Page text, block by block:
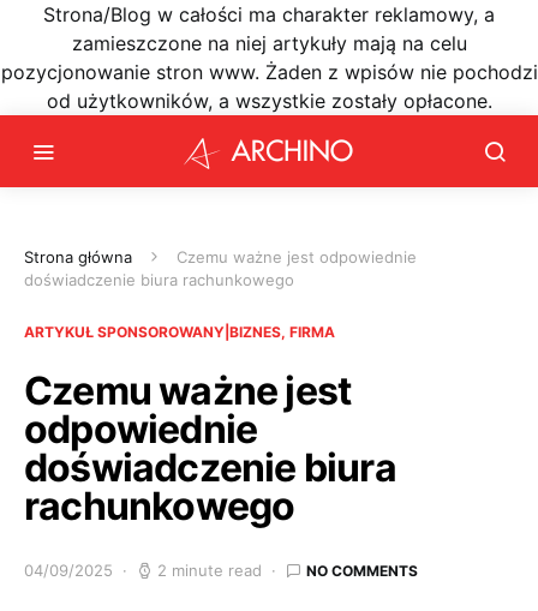
Strona/Blog w całości ma charakter reklamowy, a
zamieszczone na niej artykuły mają na celu
pozycjonowanie stron www. Żaden z wpisów nie pochodzi
od użytkowników, a wszystkie zostały opłacone.
Strona główna
Czemu ważne jest odpowiednie
doświadczenie biura rachunkowego
ARTYKUŁ SPONSOROWANY|BIZNES, FIRMA
Czemu ważne jest
odpowiednie
doświadczenie biura
rachunkowego
04/09/2025 2 minute read NO COMMENTS